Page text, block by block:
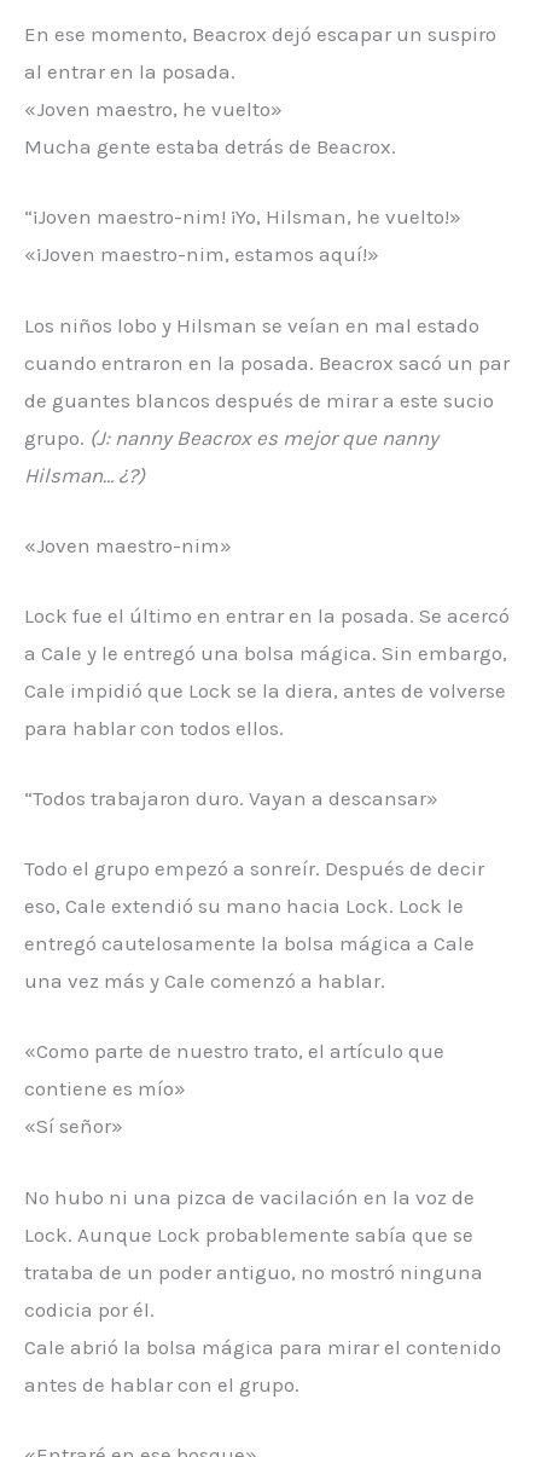
En ese momento, Beacrox dejó escapar un suspiro
al entrar en la posada.
«Joven maestro, he vuelto»
Mucha gente estaba detrás de Beacrox.
“¡Joven maestro-nim! ¡Yo, Hilsman, he vuelto!»
«¡Joven maestro-nim, estamos aquí!»
Los niños lobo y Hilsman se veían en mal estado
cuando entraron en la posada. Beacrox sacó un par
de guantes blancos después de mirar a este sucio
grupo. (J: nanny Beacrox es mejor que nanny
Hilsman… ¿?)
«Joven maestro-nim»
Lock fue el último en entrar en la posada. Se acercó
a Cale y le entregó una bolsa mágica. Sin embargo,
Cale impidió que Lock se la diera, antes de volverse
para hablar con todos ellos.
“Todos trabajaron duro. Vayan a descansar»
Todo el grupo empezó a sonreír. Después de decir
eso, Cale extendió su mano hacia Lock. Lock le
entregó cautelosamente la bolsa mágica a Cale
una vez más y Cale comenzó a hablar.
«Como parte de nuestro trato, el artículo que
contiene es mío»
«Sí señor»
No hubo ni una pizca de vacilación en la voz de
Lock. Aunque Lock probablemente sabía que se
trataba de un poder antiguo, no mostró ninguna
codicia por él.
Cale abrió la bolsa mágica para mirar el contenido
antes de hablar con el grupo.